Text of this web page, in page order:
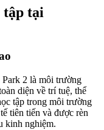
tập tại
2 là môi trường
diện về trí tuệ, thể
tập trong môi trường
tiên tiến và được rèn
kinh nghiệm.